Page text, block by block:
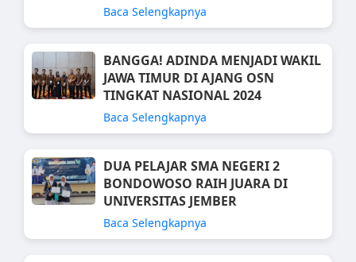
Baca Selengkapnya
BANGGA! ADINDA MENJADI WAKIL
JAWA TIMUR DI AJANG OSN
TINGKAT NASIONAL 2024
Baca Selengkapnya
DUA PELAJAR SMA NEGERI 2
BONDOWOSO RAIH JUARA DI
UNIVERSITAS JEMBER
Baca Selengkapnya